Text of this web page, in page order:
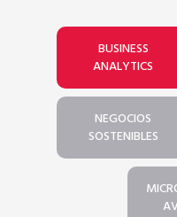
BUSINESS
ANALYTICS
NEGOCIOS
SOSTENIBLES